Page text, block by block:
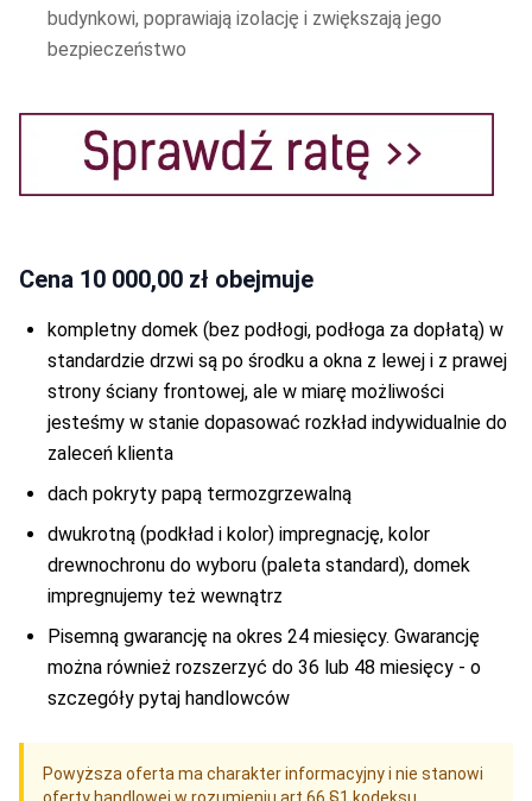
budynkowi, poprawiają izolację i zwiększają jego
bezpieczeństwo
Cena 10 000,00 zł obejmuje
kompletny domek (bez podłogi, podłoga za dopłatą) w
standardzie drzwi są po środku a okna z lewej i z prawej
strony ściany frontowej, ale w miarę możliwości
jesteśmy w stanie dopasować rozkład indywidualnie do
zaleceń klienta
dach pokryty papą termozgrzewalną
dwukrotną (podkład i kolor) impregnację, kolor
drewnochronu do wyboru (paleta standard), domek
impregnujemy też wewnątrz
Pisemną gwarancję na okres 24 miesięcy. Gwarancję
można również rozszerzyć do 36 lub 48 miesięcy - o
szczegóły pytaj handlowców
Powyższa oferta ma charakter informacyjny i nie stanowi